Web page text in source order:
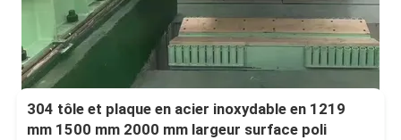
304 tôle et plaque en acier inoxydable en 1219
mm 1500 mm 2000 mm largeur surface poli